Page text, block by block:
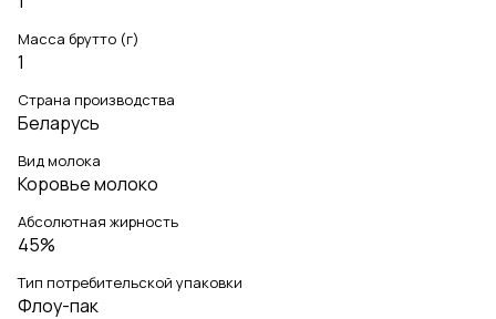
Масса брутто (г)
1
Страна производства
Беларусь
Вид молока
Коровье молоко
Абсолютная жирность
45%
Тип потребительской упаковки
Флоу-пак